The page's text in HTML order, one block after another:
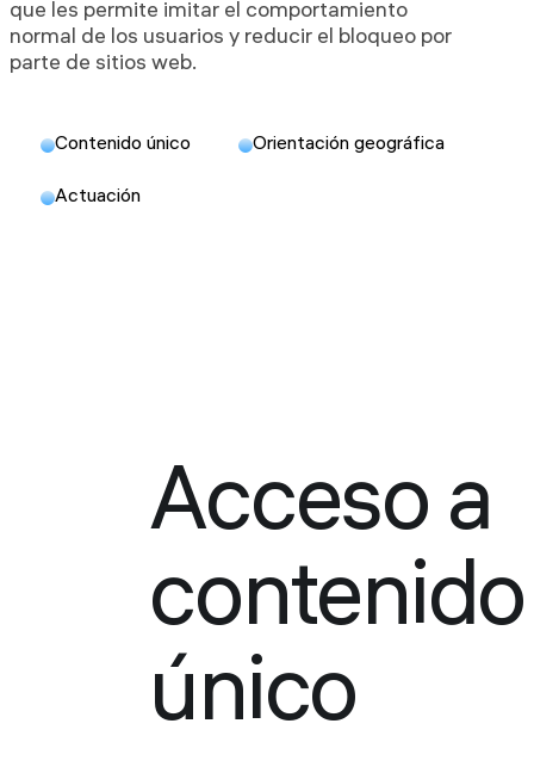
que les permite imitar el comportamiento
normal de los usuarios y reducir el bloqueo por
parte de sitios web.
Contenido único Orientación geográfica
Actuación
Acceso a
contenido
único